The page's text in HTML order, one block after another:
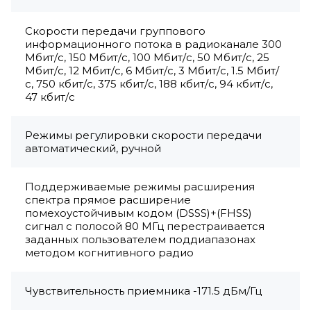
Скорости передачи группового
информационного потока в радиоканале 300
Мбит/с, 150 Мбит/с, 100 Мбит/с, 50 Мбит/с, 25
Мбит/с, 12 Мбит/с, 6 Мбит/с, 3 Мбит/с, 1.5 Мбит/
с, 750 кбит/с, 375 кбит/с, 188 кбит/с, 94 кбит/с,
47 кбит/с
Режимы регулировки скорости передачи
автоматический, ручной
Поддерживаемые режимы расширения
спектра прямое расширение
помехоустойчивым кодом (DSSS)+(FHSS)
сигнал с полосой 80 МГц перестраивается
заданных пользователем поддиапазонах
методом когнитивного радио
Чувствительность приемника -171.5 дБм/Гц